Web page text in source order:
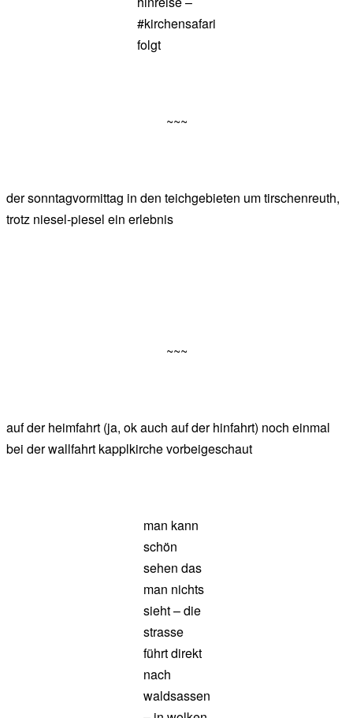
#kirchensafari
folgt
~~~
der sonntagvormittag in den teichgebieten um tirschenreuth,
trotz niesel-piesel ein erlebnis
~~~
auf der heimfahrt (ja, ok auch auf der hinfahrt) noch einmal
bei der wallfahrt kapplkirche vorbeigeschaut
man kann
schön
sehen das
man nichts
sieht – die
strasse
führt direkt
nach
waldsassen